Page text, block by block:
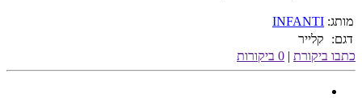
מותג: INFANTI
דגם:
קלייר
כתבו ביקורת | 0 ביקורות